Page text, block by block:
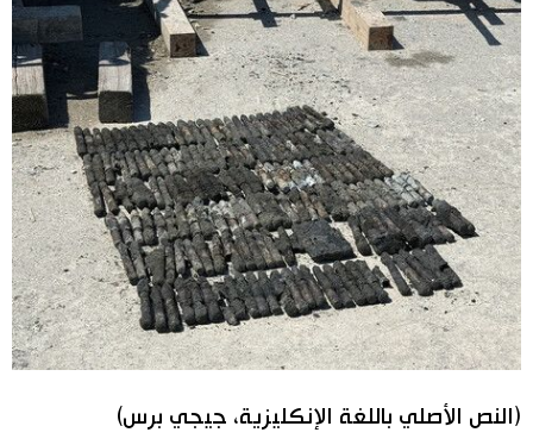
(النص الأصلي باللغة الإنكليزية، جيجي برس)